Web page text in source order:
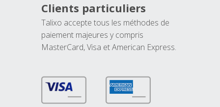
Clients particuliers
Talixo accepte tous les méthodes de
paiement majeures y compris
MasterCard, Visa et American Express.